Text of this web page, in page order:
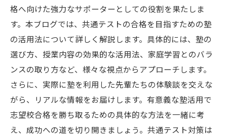
格へ向けた強力なサポーターとしての役割を果たしま
す。本ブログでは、共通テストの合格を目指すための塾
の活用法について詳しく解説します。具体的には、塾の
選び方、授業内容の効果的な活用法、家庭学習とのバラ
ンスの取り方など、様々な視点からアプローチします。
さらに、実際に塾を利用した先輩たちの体験談を交えな
がら、リアルな情報をお届けします。有意義な塾活用で
志望校合格を勝ち取るための具体的な方法を一緒に考
え、成功への道を切り開きましょう。共通テスト対策は